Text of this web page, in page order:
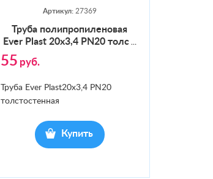
Артикул: 27369
Тру­ба по­лип­ро­пиле­новая
Ever Plast 20х3,4 PN20 толс…
55 руб.
Труба Ever Plast20х3,4 PN20
толстостенная
Купить